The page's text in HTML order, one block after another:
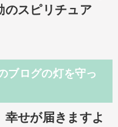
のスピリチュア
ブログの灯を守っ
せが届きますよ